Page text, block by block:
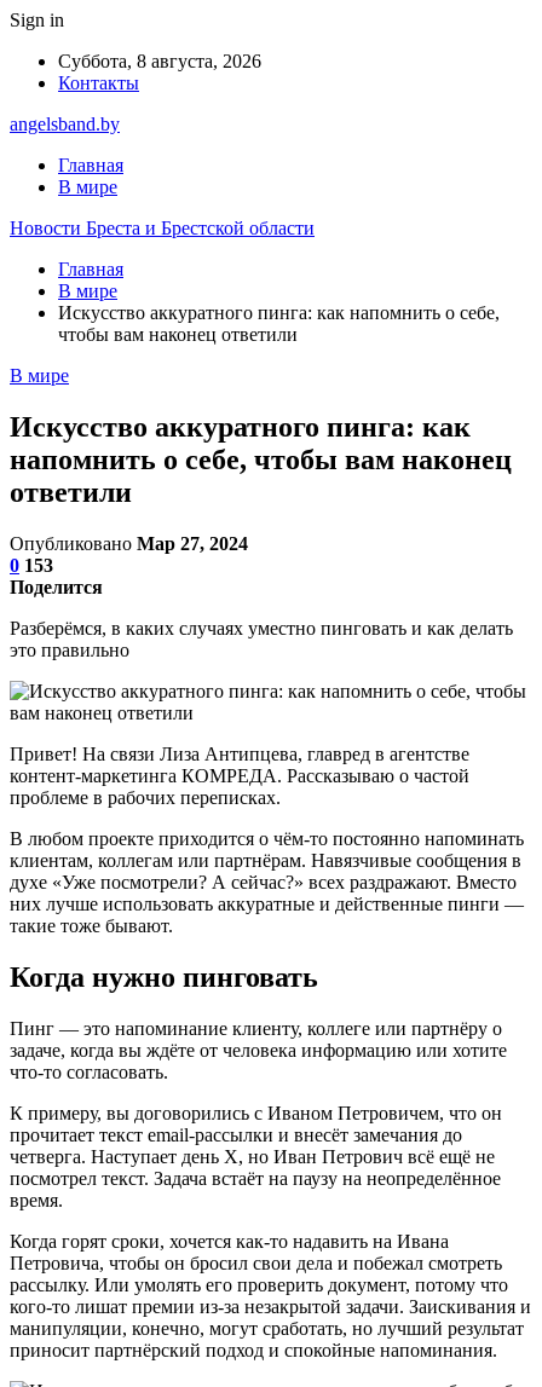
Sign in
Суббота, 8 августа, 2026
Контакты
angelsband.by
Главная
В мире
Новости Бреста и Брестской области
Главная
В мире
Искусство аккуратного пинга: как напомнить о себе,
чтобы вам наконец ответили
В мире
Искусство аккуратного пинга: как
напомнить о себе, чтобы вам наконец
ответили
Опубликовано Мар 27, 2024
0 153
Поделится
Разберёмся, в каких случаях уместно пинговать и как делать
это правильно
Привет! На связи Лиза Антипцева, главред в агентстве
контент-маркетинга КОМРЕДА. Рассказываю о частой
проблеме в рабочих переписках.
В любом проекте приходится о чём-то постоянно напоминать
клиентам, коллегам или партнёрам. Навязчивые сообщения в
духе «Уже посмотрели? А сейчас?» всех раздражают. Вместо
них лучше использовать аккуратные и действенные пинги —
такие тоже бывают.
Когда нужно пинговать
Пинг — это напоминание клиенту, коллеге или партнёру о
задаче, когда вы ждёте от человека информацию или хотите
что-то согласовать.
К примеру, вы договорились с Иваном Петровичем, что он
прочитает текст email-рассылки и внесёт замечания до
четверга. Наступает день X, но Иван Петрович всё ещё не
посмотрел текст. Задача встаёт на паузу на неопределённое
время.
Когда горят сроки, хочется как-то надавить на Ивана
Петровича, чтобы он бросил свои дела и побежал смотреть
рассылку. Или умолять его проверить документ, потому что
кого-то лишат премии из-за незакрытой задачи. Заискивания и
манипуляции, конечно, могут сработать, но лучший результат
приносит партнёрский подход и спокойные напоминания.